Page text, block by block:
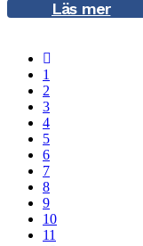
Läs mer
1
2
3
4
5
6
7
8
9
10
11